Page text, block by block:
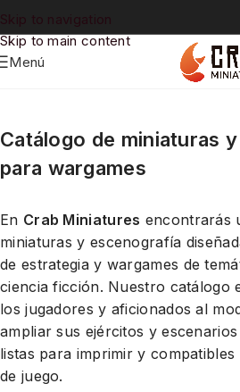
Skip to navigation
Skip to main content
Menú
Catálogo de miniaturas
para wargames
En Crab Miniatures encontrarás
miniaturas y escenografía
de estrategia y wargames de
ciencia ficción. Nuestro catálogo
los jugadores y aficionados al
ampliar sus ejércitos y
listas para imprimir y
de juego.